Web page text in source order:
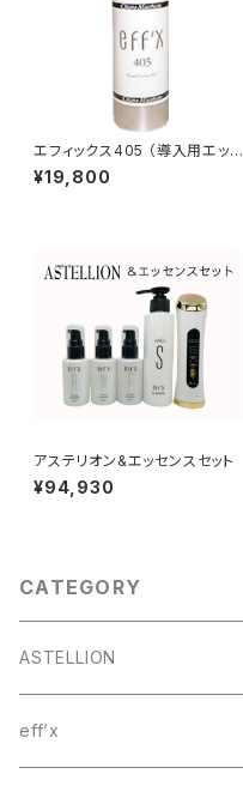
エフィックス405 （導入用エッセ
ンスジェル[美白・アンチエイジ
ング]極性-）
¥19,800
アステリオン&エッセンスセット
¥94,930
CATEGORY
ASTELLION
eff’x